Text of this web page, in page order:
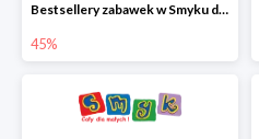
Bestsellery zabawek w Smyku do -45%
45%